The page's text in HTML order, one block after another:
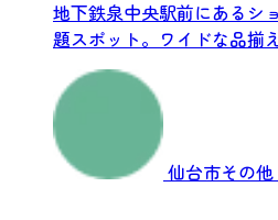
地下鉄泉中央駅前にあるシ
題スポット。ワイドな品揃
り場を...
仙台市その他